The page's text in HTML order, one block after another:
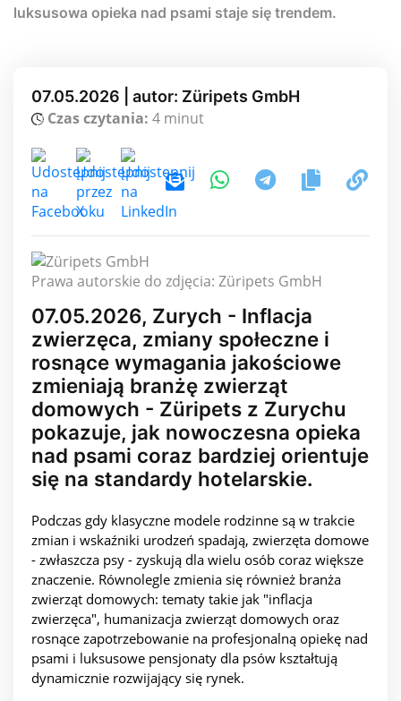
luksusowa opieka nad psami staje się trendem.
07.05.2026 | autor: Züripets GmbH
Czas czytania: 4 minut
Prawa autorskie do zdjęcia: Züripets GmbH
07.05.2026, Zurych - Inflacja
zwierzęca, zmiany społeczne i
rosnące wymagania jakościowe
zmieniają branżę zwierząt
domowych - Züripets z Zurychu
pokazuje, jak nowoczesna opieka
nad psami coraz bardziej orientuje
się na standardy hotelarskie.
Podczas gdy klasyczne modele rodzinne są w trakcie
zmian i wskaźniki urodzeń spadają, zwierzęta domowe
- zwłaszcza psy - zyskują dla wielu osób coraz większe
znaczenie. Równolegle zmienia się również branża
zwierząt domowych: tematy takie jak "inflacja
zwierzęca", humanizacja zwierząt domowych oraz
rosnące zapotrzebowanie na profesjonalną opiekę nad
psami i luksusowe pensjonaty dla psów kształtują
dynamicznie rozwijający się rynek.